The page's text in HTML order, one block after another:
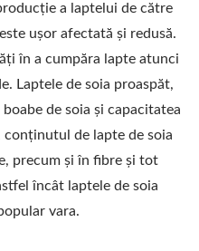
DE GĂTIT
SOIA,
LAPTE DE
DE LAPTE
DE
SOIA
a laptelui de către
ușor afectată și redusă.
în a cumpăra lapte atunci
Laptele de soia proaspăt,
de soia și capacitatea
conținutul de lapte de soia
precum și în fibre și tot
încât laptele de soia
vara.